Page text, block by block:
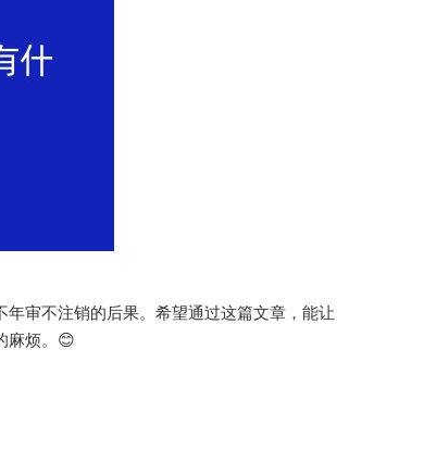
审不注销的后果。希望通过这篇文章，能让
麻烦。😊